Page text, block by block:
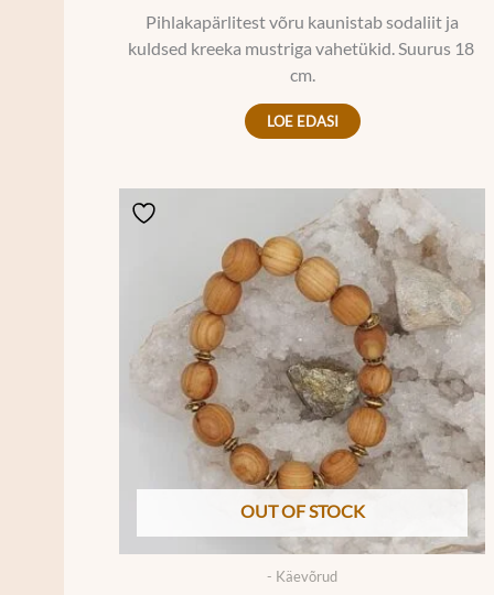
Pihlakapärlitest võru kaunistab sodaliit ja
kuldsed kreeka mustriga vahetükid. Suurus 18
cm.
LOE EDASI
OUT OF STOCK
- Käevõrud